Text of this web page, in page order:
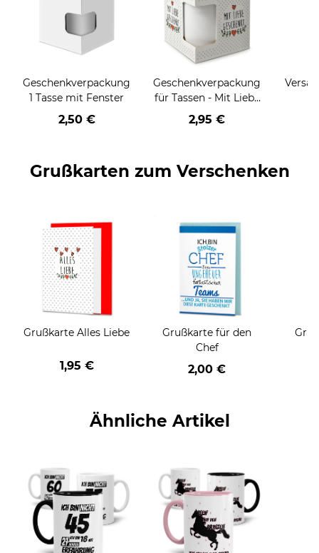
Geschenkverpackung
1 Tasse mit Fenster
2,50 €
Geschenkverpackung
für Tassen - Mit Liebe
geschenkt
2,95 €
Grußkarten zum Verschenken
Grußkarte Alles Liebe
1,95 €
Grußkarte für den
Chef
2,00 €
Ähnliche Artikel